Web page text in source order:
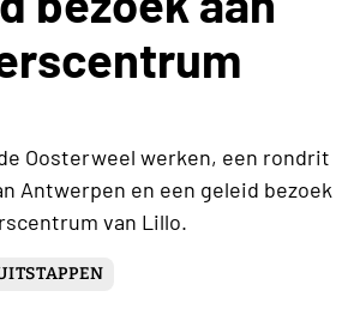
Oosterweel werken, een rondrit
Antwerpen en een geleid bezoek
van Lillo.